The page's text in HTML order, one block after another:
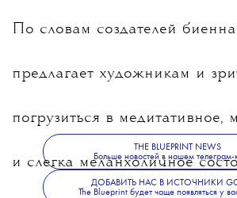
По словам создателей
предлагает художникам и
погрузиться в медитативное,
и слегка меланхоличное
THE BLUEPRINT NEWS
Больше новостей в нашем телеграм-
ДОБАВИТЬ НАС В ИСТОЧНИКИ
The Blueprint будет чаще появляться у